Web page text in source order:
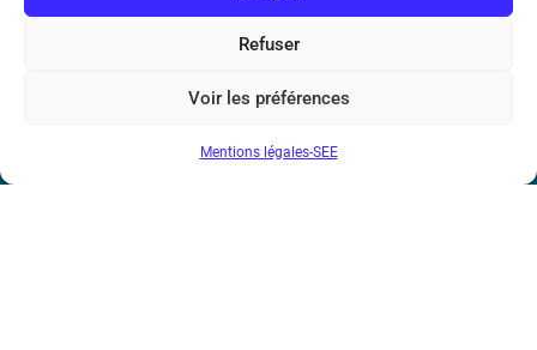
Refuser
Voir les préférences
Mentions légales-SEE